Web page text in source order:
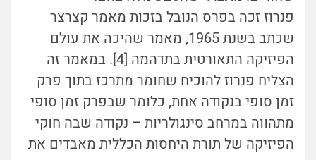
פנרוז זכה בפרס הנובל בזכות מאמר קצרצר
שכתב בשנת 1965, מאמר שהיכה את עולם
הפיזיקה התאורטית בתדהמה [4]. במאמר זה
הצליח פנרוז להוכיח שחומר מתרכז בתוך פרק
זמן סופי בנקודה אחת, כלומר שבפרק זמן סופי
מתהווה במרחב סינגולריות – נקודה שבה חוקי
הפיזיקה של תורת היחסות הכללית מאבדים את